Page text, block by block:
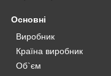
Основні
Виробник
Країна виробник
Об`єм